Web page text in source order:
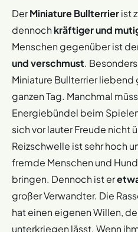
DerMiniature Bullterrierist
dennochkräftiger und
Menschen gegenüber ist
und verschmust.
Miniature Bullterrier
ganzen Tag. Manchmal
Energiebündel beim
sich vor lauter Freude nicht
Reizschwelle ist sehr hoch
fremde Menschen und
bringen. Dennoch ist er
großer Verwandter. Die
hat einen eigenen Willen,
unterkriegen lässt. Wenn